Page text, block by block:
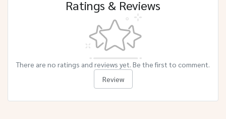
Ratings & Reviews
There are no ratings and reviews yet. Be the first to comment.
Review